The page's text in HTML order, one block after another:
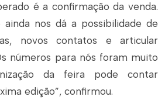
é a confirmação da venda.
nos dá a possibilidade de
novos contatos e articular
números para nós foram muito
da feira pode contar
edição”, confirmou.